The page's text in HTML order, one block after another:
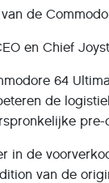
de
en Chief
64
de
pre-
in de
van de